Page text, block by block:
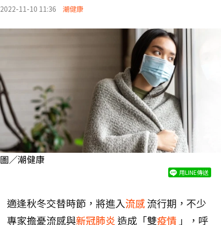
2022-11-10 11:36 潮健康
圖／潮健康
用LINE傳送
適逢秋冬交替時節，將進入流感流行期，不少
專家擔憂流感與新冠肺炎 造成「雙疫情 」，呼